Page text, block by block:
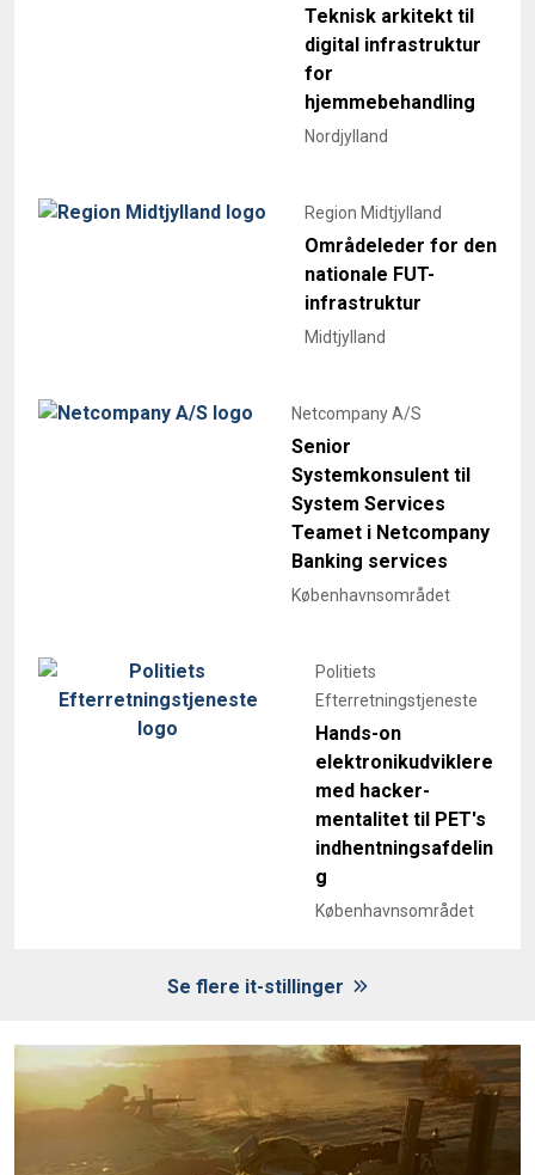
Teknisk arkitekt til
digital infrastruktur
for
hjemmebehandling
Nordjylland
Region Midtjylland
Områdeleder for den
nationale FUT-
infrastruktur
Midtjylland
Netcompany A/S
Senior
Systemkonsulent til
System Services
Teamet i Netcompany
Banking services
Københavnsområdet
Politiets
Efterretningstjeneste
Hands-on
elektronikudviklere
med hacker-
mentalitet til PET's
indhentningsafdelin
g
Københavnsområdet
Se flere it-stillinger